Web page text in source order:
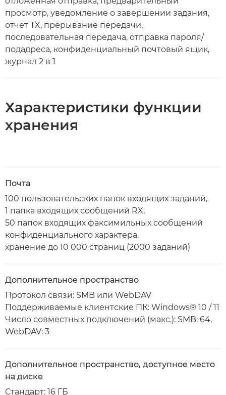
просмотр, уведомление о завершении задания,
отчет TX, прерывание передачи,
последовательная передача, отправка пароля/
подадреса, конфиденциальный почтовый ящик,
журнал 2 в 1
Характеристики функции
хранения
Почта
100 пользовательских папок входящих заданий,
1 папка входящих сообщений RX,
50 папок входящих факсимильных сообщений
конфиденциального характера,
хранение до 10 000 страниц (2000 заданий)
Дополнительное пространство
Протокол связи: SMB или WebDAV
Поддерживаемые клиентские ПК: Windows® 10 / 11
Число совместных подключений (макс.): SMB: 64,
WebDAV: 3
Дополнительное пространство, доступное место
на диске
Стандарт: 16 ГБ